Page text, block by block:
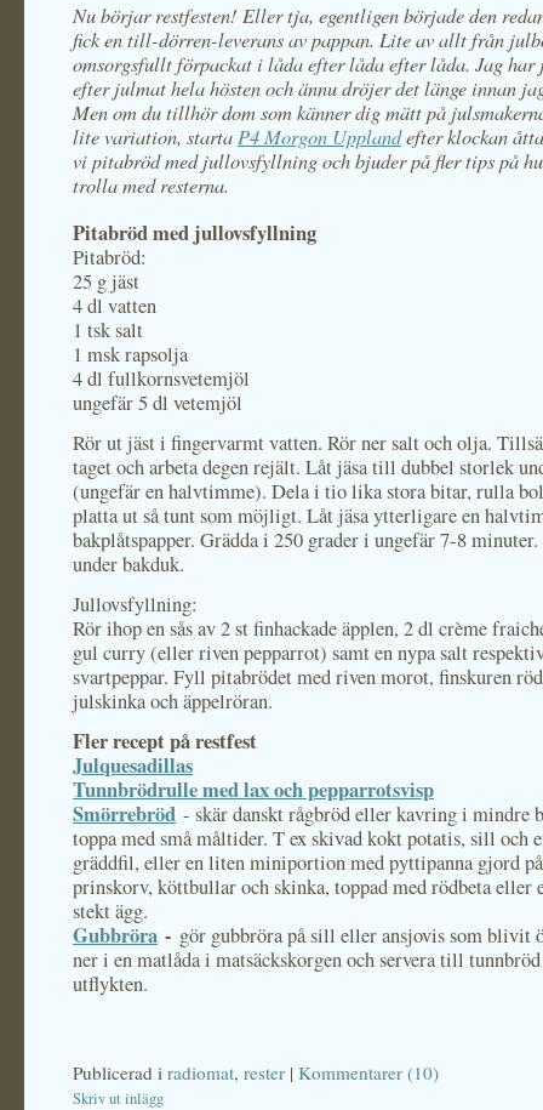
Nu börjar restfesten! Eller tja, egentligen började den
fick en till-dörren-leverans av pappan. Lite av allt från
omsorgsfullt förpackat i låda efter låda efter låda. Jag
efter julmat hela hösten och ännu dröjer det länge innan
Men om du tillhör dom som känner dig mätt på
lite variation, starta P4 Morgon Upplandefter klockan
vi pitabröd med jullovsfyllning och bjuder på fler tips på
trolla med resterna.
Pitabröd med jullovsfyllning
Pitabröd:
25 g jäst
4 dl vatten
1 tsk salt
1 msk rapsolja
4 dl fullkornsvetemjöl
ungefär 5 dl vetemjöl
Rör ut jäst i fingervarmt vatten. Rör ner salt och olja.
taget och arbeta degen rejält. Låt jäsa till dubbel storlek
(ungefär en halvtimme). Dela i tio lika stora bitar, rulla
platta ut så tunt som möjligt. Låt jäsa ytterligare en
bakplåtspapper. Grädda i 250 grader i ungefär 7-8
under bakduk.
Jullovsfyllning:
Rör ihop en sås av 2 st finhackade äpplen, 2 dl crème
gul curry (eller riven pepparrot) samt en nypa salt
svartpeppar. Fyll pitabrödet med riven morot, finskuren
julskinka och äppelröran.
Fler recept på restfest
Julquesadillas
Tunnbrödrulle med lax och pepparrotsvisp
Smörrebröd - skär danskt rågbröd eller kavring i mindre
toppa med små måltider. T ex skivad kokt potatis, sill och
gräddfil, eller en liten miniportion med pyttipanna gjord
prinskorv, köttbullar och skinka, toppad med rödbeta eller
stekt ägg.
Gubbröra - gör gubbröra på sill eller ansjovis som blivit
ner i en matlåda i matsäckskorgen och servera till
utflykten.
Publicerad i radiomat, rester | Kommentarer (10)
Skriv ut inlägg